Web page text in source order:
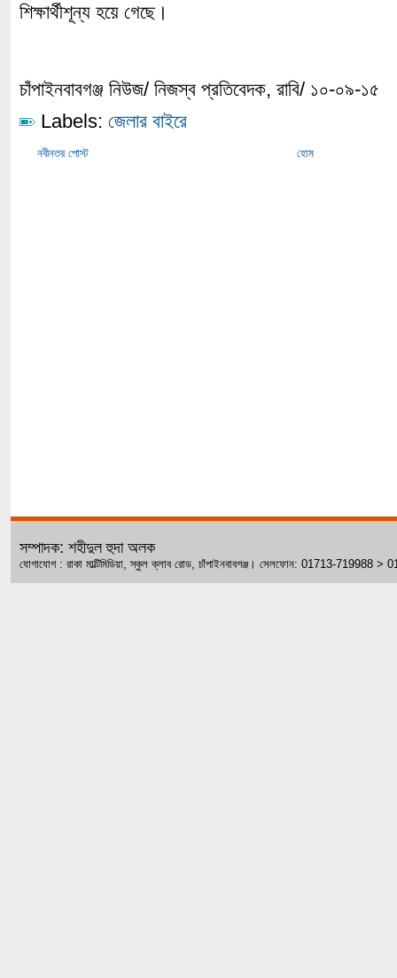
শিক্ষার্থীশূন্য হয়ে গেছে।
চাঁপাইনবাবগঞ্জ নিউজ/ নিজস্ব প্রতিবেদক, রাবি/ ১০-০৯-১৫
Labels: জেলার বাইরে
নবীনতর পোস্ট হোম
সম্পাদক: শহীদুল হুদা অলক
যোগাযোগ : রাকা মাল্টিমিডিয়া, স্কুল ক্লাব রোড, চাঁপাইনবাবগঞ্জ। সেলফোন: 01713-